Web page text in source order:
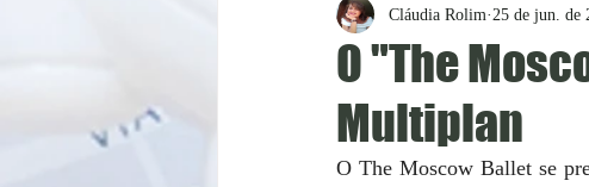
O "The
Multiplan
Cláudia Rolim 25 de jun. de
O The Moscow Ballet se